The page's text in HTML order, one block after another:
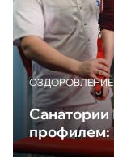
ОЗДОРОВЛЕНИЕ
профилем: